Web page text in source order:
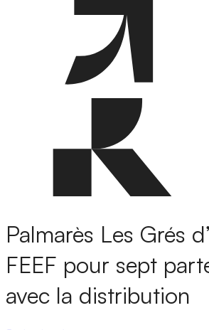
Palmarès Les Grés
FEEF pour sept
avec la distribution